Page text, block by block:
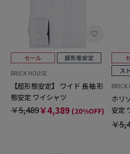
BRICK HOUSE
【超形態安定】 ワイド 長袖 形
態安定 ワイシャツ
￥5,489￥4,389 (20%OFF)
BRICK
ホリ
安定
スト
￥